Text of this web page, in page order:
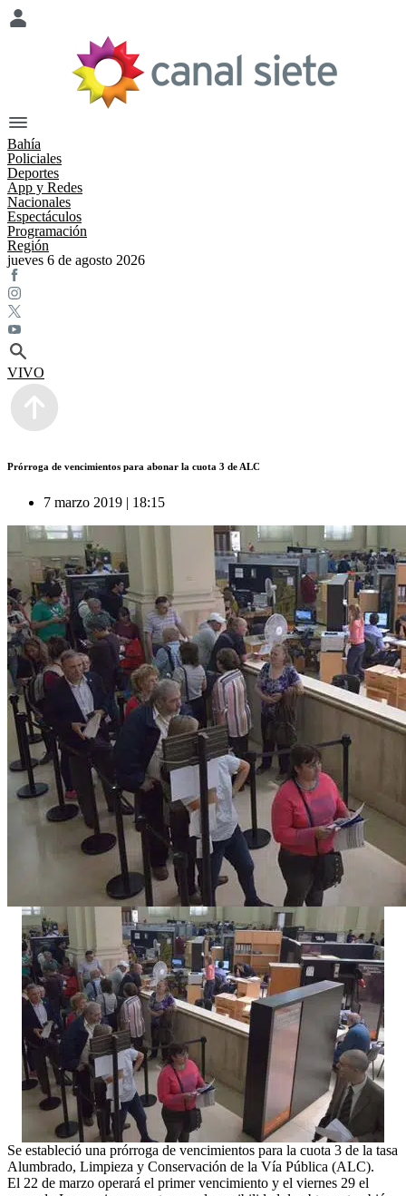
Bahía
Policiales
Deportes
App y Redes
Nacionales
Espectáculos
Programación
Región
jueves 6 de agosto 2026
VIVO
Prórroga de vencimientos para abonar la cuota 3 de ALC
7 marzo 2019 | 18:15
Se estableció una prórroga de vencimientos para la cuota 3 de la tasa
Alumbrado, Limpieza y Conservación de la Vía Pública (ALC).
El 22 de marzo operará el primer vencimiento y el viernes 29 el